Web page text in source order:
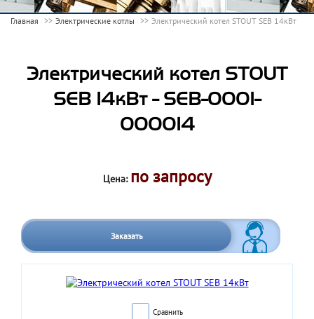
Главная Электрические котлы Электрический котел STOUT SEB 14кВт
Электрический котел STOUT
SEB 14кВт - SEB-0001-
000014
Цена: по запросу
Заказать
Сравнить